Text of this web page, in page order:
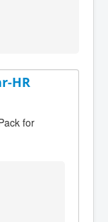
HR
for